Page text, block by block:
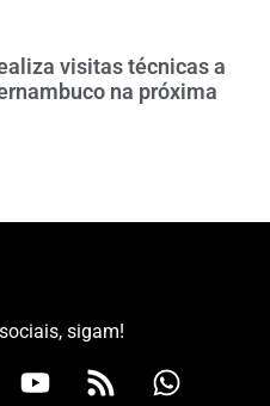
visitas técnicas a
na próxima
sigam!